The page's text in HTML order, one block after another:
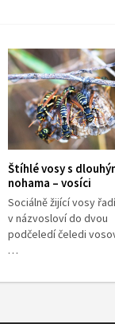
Štíhlé vosy s
nohama – vosíci
Sociálně žijící vosy
v názvosloví do dvou
podčeledí čeledi
…